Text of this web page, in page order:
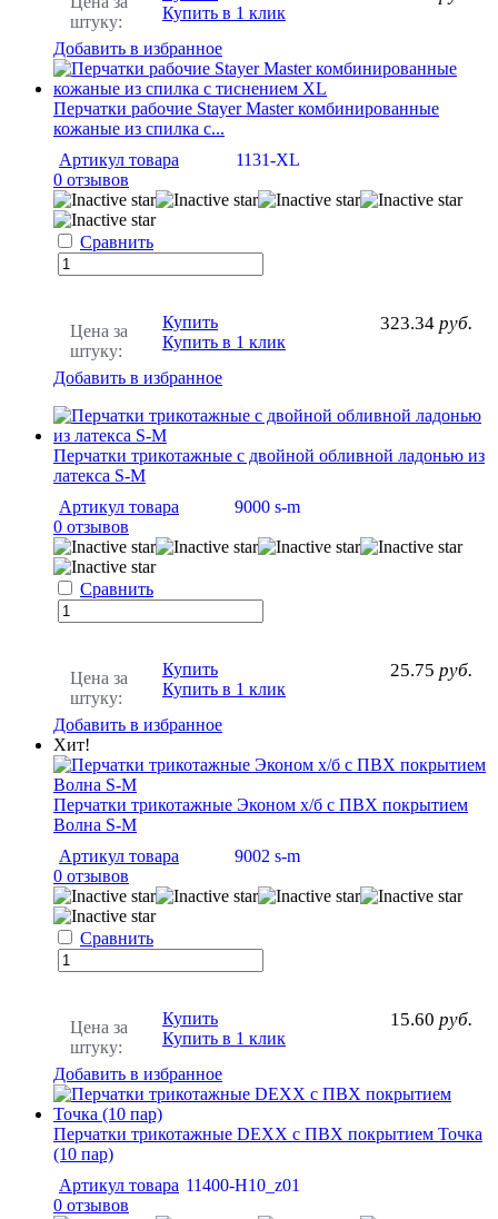
штуку:
Купить в 1 клик
Добавить в избранное
Перчатки рабочие Stayer Master комбинированные
кожаные из спилка с...
Артикул товара
1131-XL
0 отзывов
Сравнить
Цена за
штуку:
323.34 руб.
Купить
Купить в 1 клик
Добавить в избранное
Перчатки трикотажные с двойной обливной ладонью из
латекса S-M
Артикул товара
9000 s-m
0 отзывов
Сравнить
Цена за
штуку:
25.75 руб.
Купить
Купить в 1 клик
Добавить в избранное
Хит!
Перчатки трикотажные Эконом х/б с ПВХ покрытием
Волна S-M
Артикул товара
9002 s-m
0 отзывов
Сравнить
Цена за
штуку:
15.60 руб.
Купить
Купить в 1 клик
Добавить в избранное
Перчатки трикотажные DEXX с ПВХ покрытием Точка
(10 пар)
Артикул товара 11400-H10_z01
0 отзывов